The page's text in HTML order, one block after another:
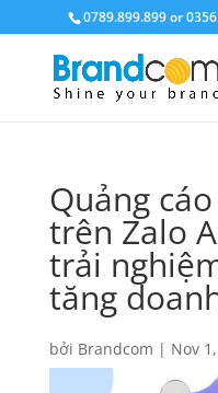
0789.899.899 or
Quảng
trên Zalo
trải
tăng
bởi Brandcom | Nov